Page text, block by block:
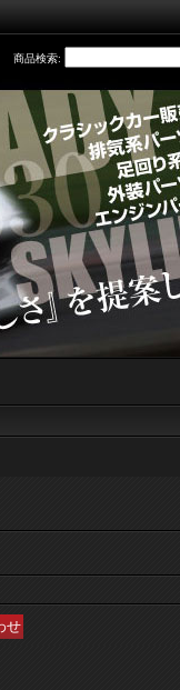
商品検索: